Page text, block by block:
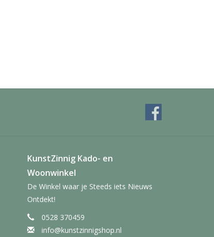
KunstZinnig Kado- en
Woonwinkel
De Winkel waar je Steeds iets Nieuws
Ontdekt!
0528 370459
info@kunstzinnigshop.nl